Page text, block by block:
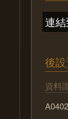
連
後
資料